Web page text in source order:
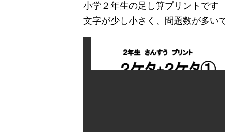
小学２年生の足し算プリントです
文字が少し小さく、問題数が多い